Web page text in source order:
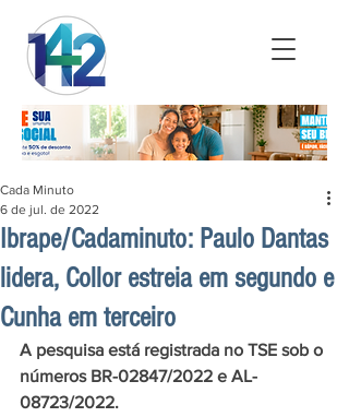
Ibrape/Cadaminuto: Paulo Dantas
lidera, Collor estreia em segundo e
Cunha em terceiro
Cada Minuto
6 de jul. de 2022
A pesquisa está registrada no TSE sob o
números BR-02847/2022 e AL-
08723/2022.